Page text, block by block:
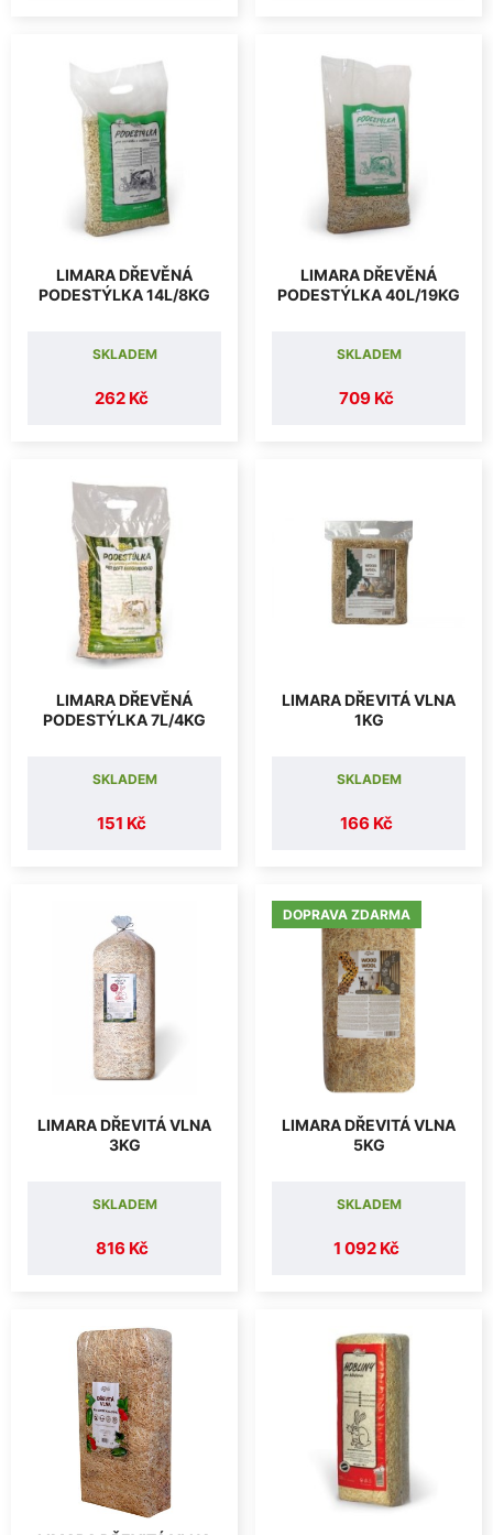
LIMARA DŘEVĚNÁ
PODESTÝLKA 14L/8KG
262 Kč
SKLADEM
LIMARA DŘEVĚNÁ
PODESTÝLKA 40L/19KG
709 Kč
SKLADEM
LIMARA DŘEVĚNÁ
PODESTÝLKA 7L/4KG
151 Kč
SKLADEM
LIMARA DŘEVITÁ VLNA
1KG
166 Kč
SKLADEM
LIMARA DŘEVITÁ VLNA
3KG
816 Kč
SKLADEM
DOPRAVA ZDARMA
LIMARA DŘEVITÁ VLNA
5KG
1 092 Kč
SKLADEM